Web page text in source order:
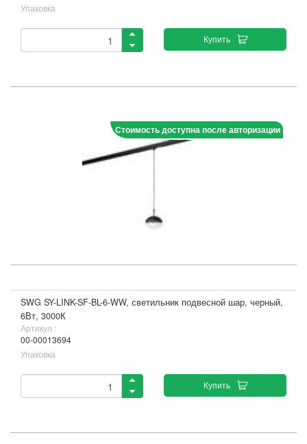
Упаковка
Купить
Стоимость доступна после авторизации
SWG SY-LINK-SF-BL-6-WW, светильник подвесной шар, черный,
6Вт, 3000К
Артикул :
00-00013694
Упаковка
Купить